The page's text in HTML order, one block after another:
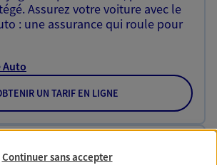
Assurez votre voiture avec le
: une assurance qui roule pour
Auto
UN TARIF EN LIGNE
Continuer sans accepter